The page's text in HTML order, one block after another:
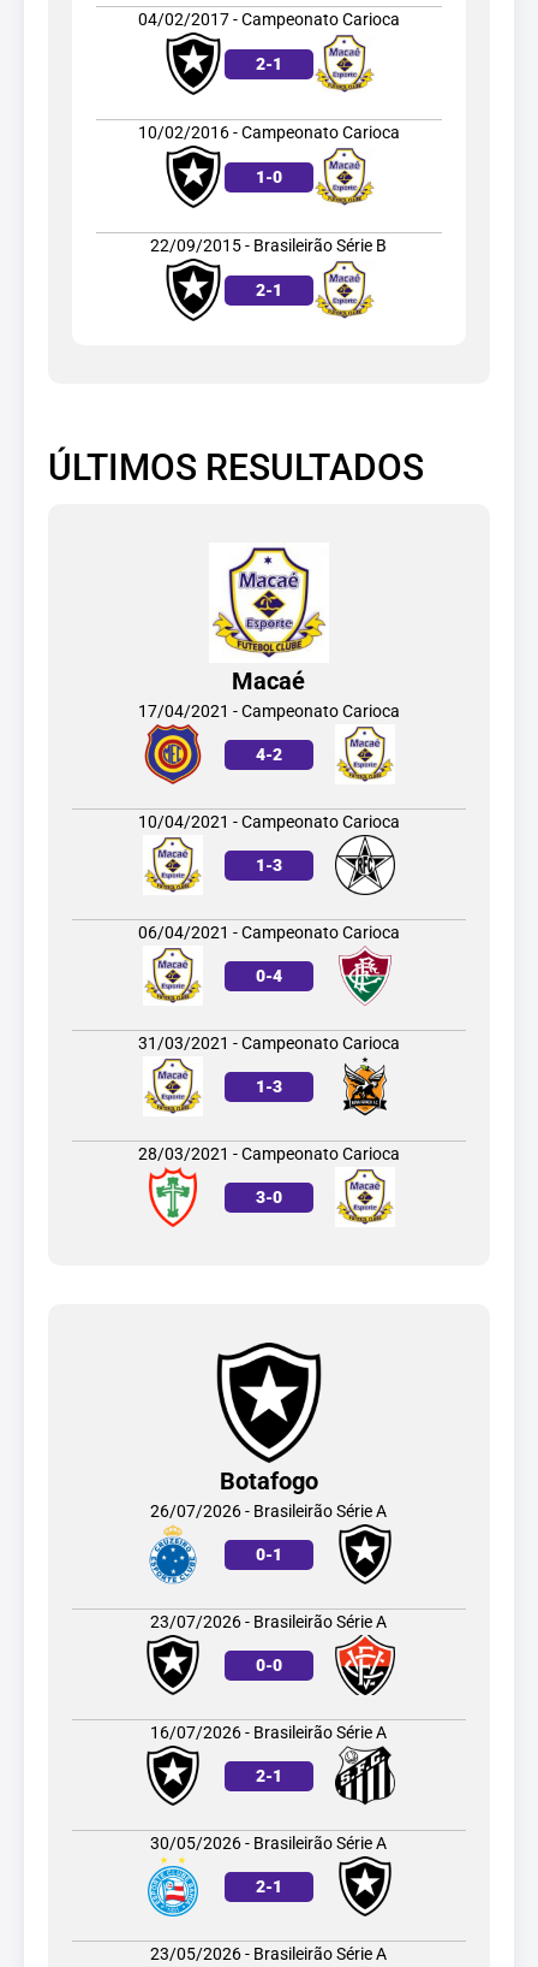
04/02/2017 - Campeonato Carioca
2-1
10/02/2016 - Campeonato Carioca
1-0
22/09/2015 - Brasileirão Série B
2-1
ÚLTIMOS RESULTADOS
Macaé
17/04/2021 - Campeonato Carioca
4-2
10/04/2021 - Campeonato Carioca
1-3
06/04/2021 - Campeonato Carioca
0-4
31/03/2021 - Campeonato Carioca
1-3
28/03/2021 - Campeonato Carioca
3-0
Botafogo
26/07/2026 - Brasileirão Série A
0-1
23/07/2026 - Brasileirão Série A
0-0
16/07/2026 - Brasileirão Série A
2-1
30/05/2026 - Brasileirão Série A
2-1
23/05/2026 - Brasileirão Série A